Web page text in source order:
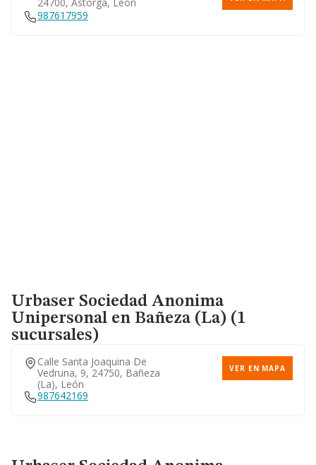
987617959
Urbaser Sociedad Anonima
Unipersonal en Bañeza (La) (1
sucursales)
Calle Santa Joaquina De
Vedruna, 9, 24750, Bañeza
(la), León
VER EN MAPA
987642169